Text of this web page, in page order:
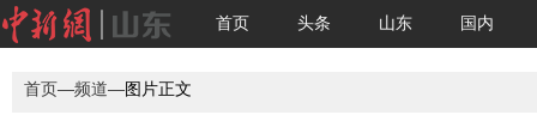
首页 头条 山东 国内
首页—频道—图片正文